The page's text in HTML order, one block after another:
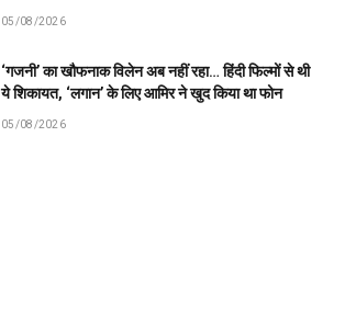
05/08/2026
‘गजनी’ का खौफनाक विलेन अब नहीं रहा… हिंदी फिल्मों से थी
ये शिकायत, ‘लगान’ के लिए आमिर ने खुद किया था फोन
05/08/2026